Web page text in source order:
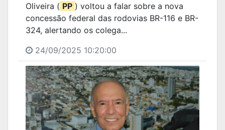
Oliveira ( PP ) voltou a falar sobre a nova
concessão federal das rodovias BR-116 e BR-
324, alertando os colega...
24/09/2025 10:20:00